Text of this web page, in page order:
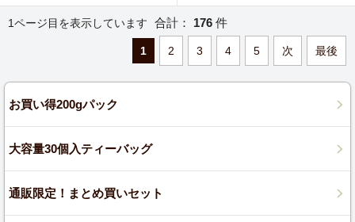
1ページ目を表示しています 合計： 176 件
1 2 3 4 5 次 最後
お買い得200gパック
大容量30個入ティーバッグ
通販限定！まとめ買いセット